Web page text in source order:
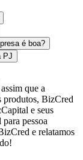
é boa?
PJ
que a
produtos, BizCred
e seus
pessoa
e relatamos